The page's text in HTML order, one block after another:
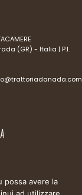
(GR) - Italia | P.I.
possa avere la